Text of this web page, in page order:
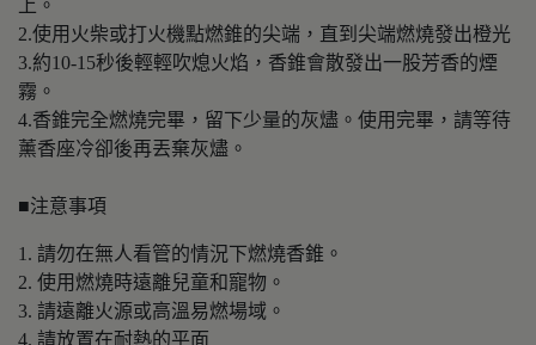
上。
2.使用火柴或打火機點燃錐的尖端，直到尖端燃燒發出橙光
3.約10-15秒後輕輕吹熄火焰，香錐會散發出一股芳香的煙
霧。
4.香錐完全燃燒完畢，留下少量的灰燼。使用完畢，請等待
薰香座冷卻後再丟棄灰燼。
■注意事項
1. 請勿在無人看管的情況下燃燒香錐。
2. 使用燃燒時遠離兒童和寵物。
3. 請遠離火源或高溫易燃場域。
4. 請放置在耐熱的平面